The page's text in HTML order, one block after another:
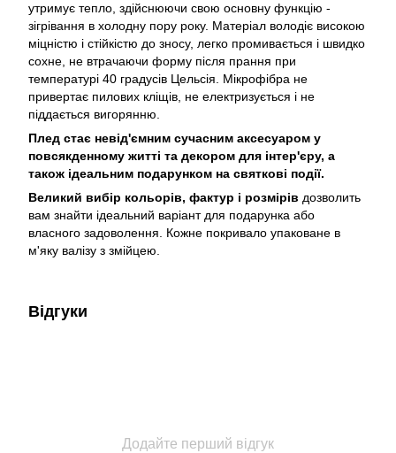
утримує тепло, здійснюючи свою основну функцію -
зігрівання в холодну пору року. Матеріал володіє високою
міцністю і стійкістю до зносу, легко промивається і швидко
сохне, не втрачаючи форму після прання при
температурі 40 градусів Цельсія. Мікрофібра не
привертає пилових кліщів, не електризується і не
піддається вигорянню.
Плед стає невід'ємним сучасним аксесуаром у
повсякденному житті та декором для інтер'єру, а
також ідеальним подарунком на святкові події.
Великий вибір кольорів, фактур і розмірів дозволить
вам знайти ідеальний варіант для подарунка або
власного задоволення. Кожне покривало упаковане в
м'яку валізу з змійцею.
Відгуки
Додайте перший відгук